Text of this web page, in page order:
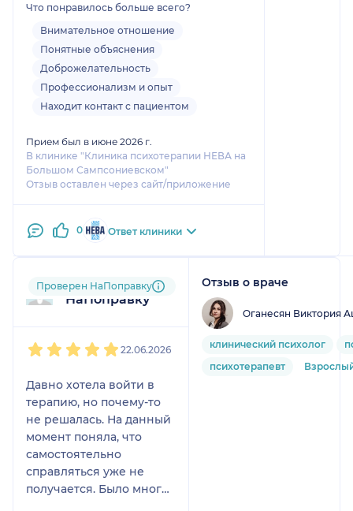
Что понравилось больше всего?
Внимательное отношение
Понятные объяснения
Доброжелательность
Профессионализм и опыт
Находит контакт с пациентом
Прием был в июне 2026 г.
В клинике "Клиника психотерапии НЕВА на
Большом Сампсониевском"
Отзыв оставлен через сайт/приложение
0 Ответ клиники
Пользователь
НаПоправку
Проверен НаПоправку
22.06.2026
Давно хотела войти в
терапию, но почему-то
не решалась. На данный
момент поняла, что
самостоятельно
справляться уже не
получается. Было много
Отзыв о враче
Оганесян Виктория
клинический психолог
психотерапевт